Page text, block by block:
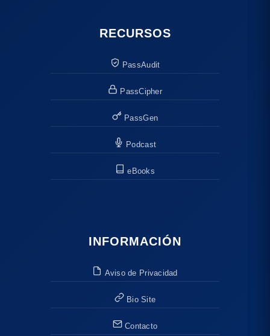
RECURSOS
PassAudit
PassCipher
PassGen
Podcast
eBooks
INFORMACIÓN
Aviso de Privacidad
Bio Site
Contacto